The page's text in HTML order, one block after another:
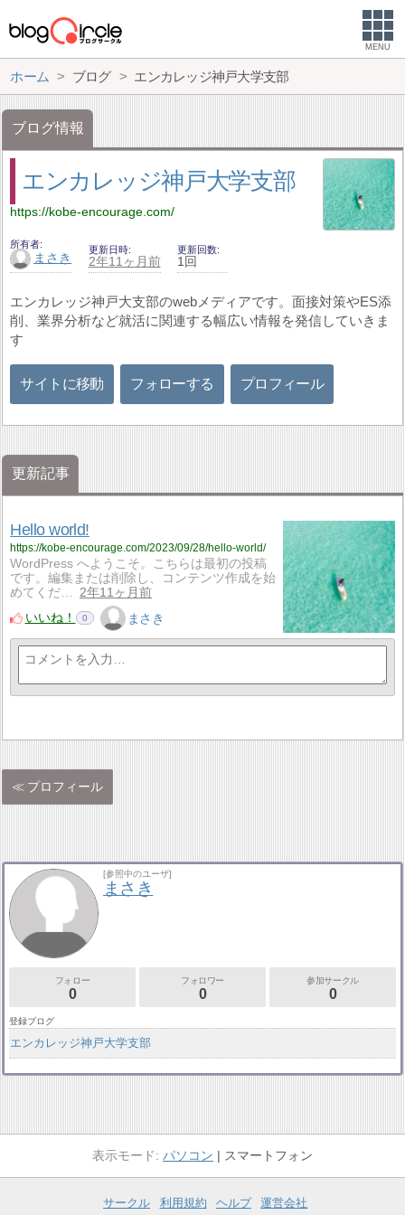
MENU
ホーム ブログ エンカレッジ神戸大学支部
ブログ情報
エンカレッジ神戸大学支部
https://kobe-encourage.com/
所有者
まさき
更新日時
2年11ヶ月前
更新回数
1回
エンカレッジ神戸大支部のwebメディアです。面接対策やES添
削、業界分析など就活に関連する幅広い情報を発信していきま
す
サイトに移動 フォローする プロフィール
更新記事
Hello world!
https://kobe-encourage.com/2023/09/28/hello-world/
WordPress へようこそ。こちらは最初の投稿
です。編集または削除し、コンテンツ作成を始
めてくだ…
2年11ヶ月前
いいね！
0 まさき
プロフィール
[参照中のユーザ]
まさき
フォロー
0
フォロワー
0
参加サークル
0
登録ブログ
エンカレッジ神戸大学支部
パソコン スマートフォン
サークル 利用規約 ヘルプ
運営会社